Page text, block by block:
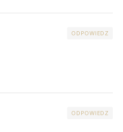
ODPOWIEDZ
ODPOWIEDZ